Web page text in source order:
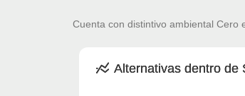
Cuenta con distintivo ambiental Cero
Alternativas dentro de